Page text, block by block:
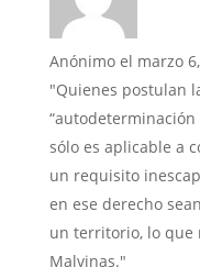
Anónimo el marzo
"Quienes postulan
sólo es aplicable a
un requisito
en ese derecho
un territorio, lo que
Malvinas."